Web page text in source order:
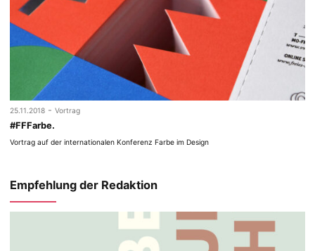
25.11.2018 - Vortrag
#FFFarbe.
Vortrag auf der internationalen Konferenz Farbe im Design
Empfehlung der Redaktion